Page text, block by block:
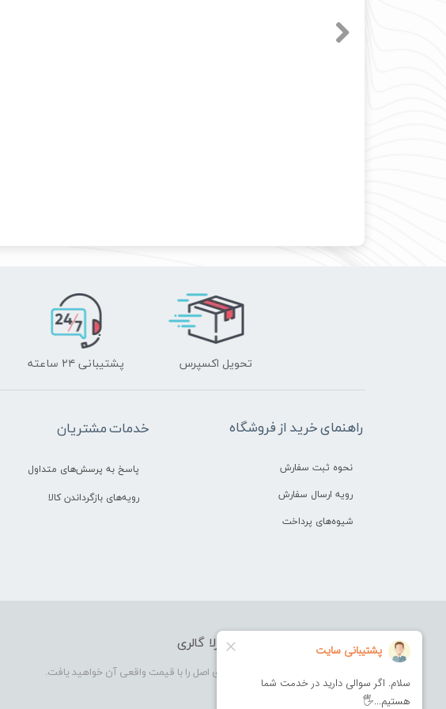
فروشگاه آرایشی بهداشتی بورلا گالری
بورلا گالری فروشگاهی که در آن کالای اصل را با قیمت واقعی آن خواهید یافت.
تحویل اکسپرس پشتیبانی ۲۴ ساعته
راهنمای خرید از فروشگاه
نحوه ثبت سفارش
رویه ارسال سفارش
شیوه‌های پرداخت
خدمات مشتریان
پاسخ به پرسش‌های متداول
رویه‌های بازگرداندن کالا